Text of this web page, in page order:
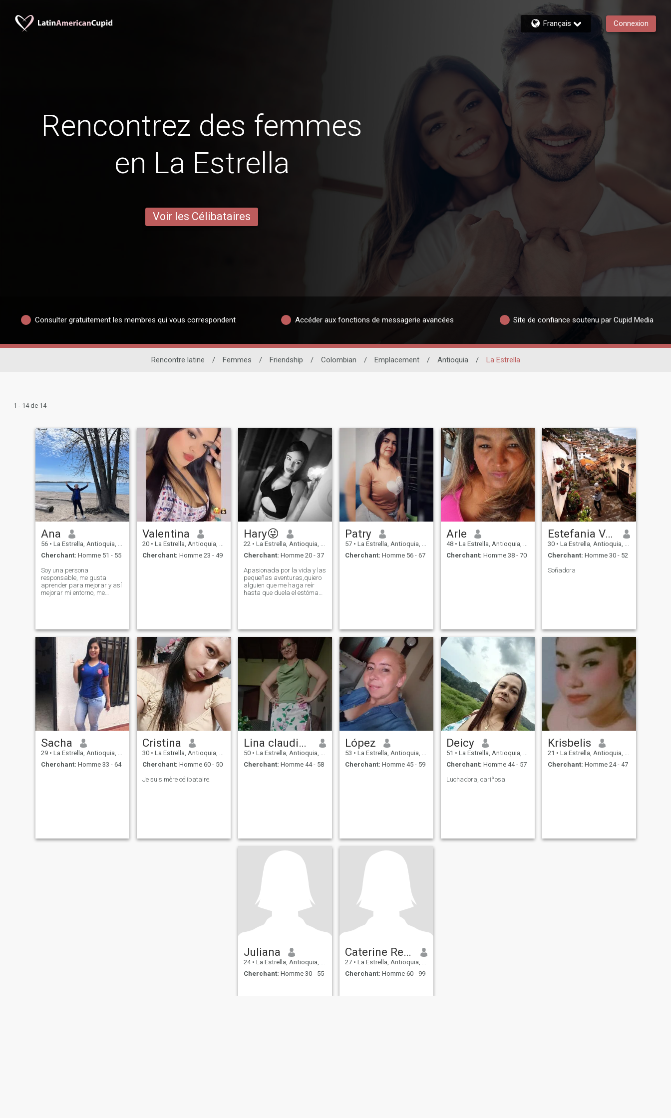
Français Connexion
Rencontrez des femmes
en La Estrella
Voir les Célibataires
Consulter gratuitement les membres qui vous correspondent Accéder aux fonctions de messagerie avancées Site de confiance soutenu par Cupid Media
Rencontre latine / Femmes / Friendship / Colombian / Emplacement / Antioquia / La Estrella
1 - 14 de 14
Ana
56 • La Estrella, Antioquia, Colombie
Cherchant: Homme 51 - 55
Soy una persona
responsable, me gusta
aprender para mejorar y así
mejorar mi entorno, me
personal, me gusta la
oración, la reflexión y
Valentina
20 • La Estrella, Antioquia, Colombie
Cherchant: Homme 23 - 49
Hary😜
22 • La Estrella, Antioquia, Colombie
Cherchant: Homme 20 - 37
Apasionada por la vida y las
pequeñas aventuras,quiero
alguien que me haga reír
hasta que duela el estómago
buena onda.XXX
Patry
57 • La Estrella, Antioquia, Colombie
Cherchant: Homme 56 - 67
Arle
48 • La Estrella, Antioquia, Colombie
Cherchant: Homme 38 - 70
Estefania Valle
30 • La Estrella, Antioquia, Colombie
Cherchant: Homme 30 - 52
Soñadora
Sacha
29 • La Estrella, Antioquia, Colombie
Cherchant: Homme 33 - 64
Cristina
30 • La Estrella, Antioquia, Colombie
Cherchant: Homme 60 - 50
Je suis mère célibataire.
Lina claudia Roldán
50 • La Estrella, Antioquia, Colombie
Cherchant: Homme 44 - 58
López
53 • La Estrella, Antioquia, Colombie
Cherchant: Homme 45 - 59
Deicy
51 • La Estrella, Antioquia, Colombie
Cherchant: Homme 44 - 57
Luchadora, cariñosa
Krisbelis
21 • La Estrella, Antioquia, Colombie
Cherchant: Homme 24 - 47
Juliana
24 • La Estrella, Antioquia, Colombie
Cherchant: Homme 30 - 55
Caterine Restrepo
27 • La Estrella, Antioquia, Colombie
Cherchant: Homme 60 - 99